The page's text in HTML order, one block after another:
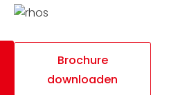
Brochure
downloaden